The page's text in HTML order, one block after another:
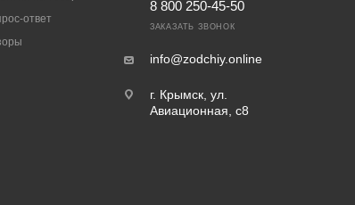
ответ
8 800 250-45-50
ЗАКАЗАТЬ ЗВОНОК
info@zodchiy.online
г. Крымск, ул.
Авиационная, с8